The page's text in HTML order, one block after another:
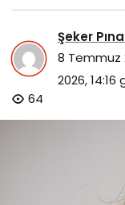
Şeker
8 Temmuz
2026, 14:16
64